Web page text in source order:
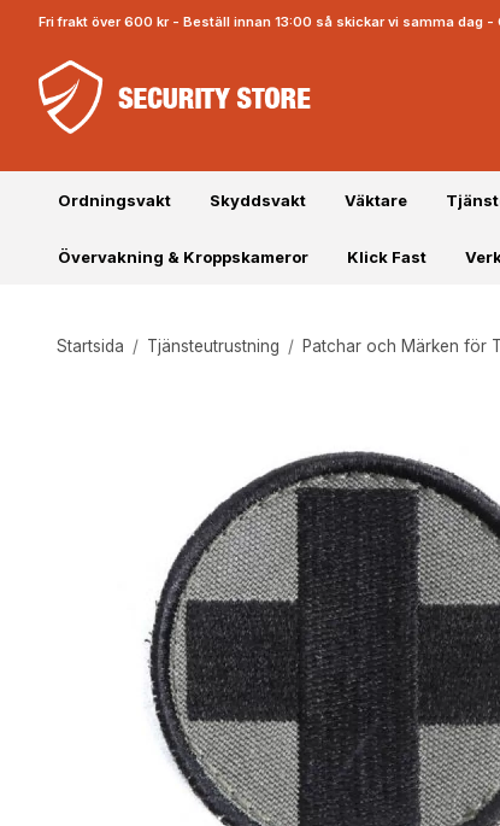
Fri frakt över 600 kr - Beställ innan 13:00 så skickar vi samma dag
Ordningsvakt Skyddsvakt Väktare
Övervakning & Kroppskameror Klick Fast
Startsida / Tjänsteutrustning / Patchar och Märken för